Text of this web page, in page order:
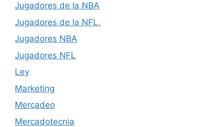
Jugadores de la NBA
Jugadores de la NFL.
Jugadores NBA
Jugadores NFL
Ley
Marketing
Mercadeo
Mercadotecnia